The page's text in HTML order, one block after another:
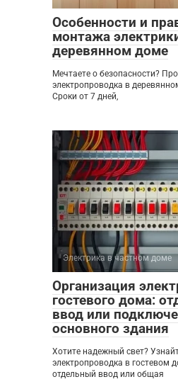
Особенности и
монтажа
деревянном доме
Мечтаете о безопасности?
электропроводка в
Сроки от 7 дней,
Электрика в частном доме
Организация
гостевого дома:
ввод или
основного здания
Хотите надежный свет?
электропроводка в гостевом
отдельный ввод или общая